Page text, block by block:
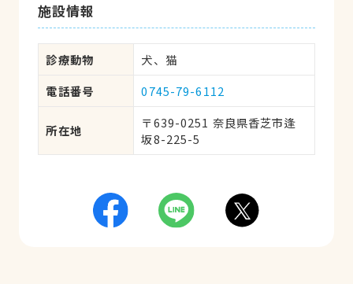
施設情報
診療動物
犬、猫
電話番号
0745-79-6112
所在地
〒639-0251 奈良県香芝市逢
坂8-225-5